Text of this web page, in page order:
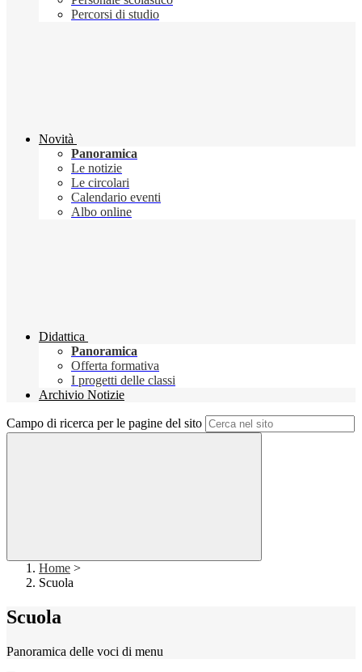
Percorsi di studio
Novità
Panoramica
Le notizie
Le circolari
Calendario eventi
Albo online
Didattica
Panoramica
Offerta formativa
I progetti delle classi
Archivio Notizie
Campo di ricerca per le pagine del sito
Home >
Scuola
Scuola
Panoramica delle voci di menu